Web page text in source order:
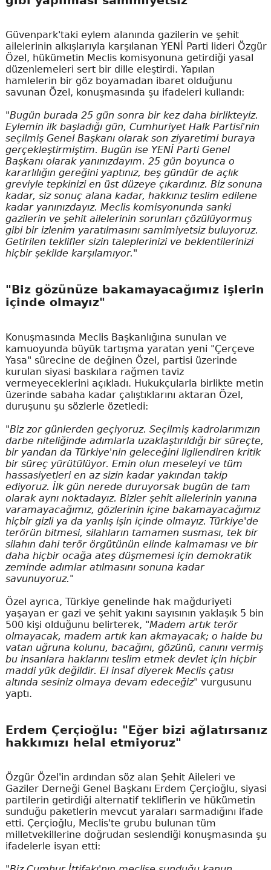
Güvenpark'taki eylem alanında gazilerin ve şehit
ailelerinin alkışlarıyla karşılanan YENİ Parti lideri Özgür
Özel, hükümetin Meclis komisyonuna getirdiği yasal
düzenlemeleri sert bir dille eleştirdi. Yapılan
hamlelerin bir göz boyamadan ibaret olduğunu
savunan Özel, konuşmasında şu ifadeleri kullandı:
"Bugün burada 25 gün sonra bir kez daha birlikteyiz.
Eylemin ilk başladığı gün, Cumhuriyet Halk Partisi'nin
seçilmiş Genel Başkanı olarak son ziyaretimi buraya
gerçekleştirmiştim. Bugün ise YENİ Parti Genel
Başkanı olarak yanınızdayım. 25 gün boyunca o
kararlılığın gereğini yaptınız, beş gündür de açlık
greviyle tepkinizi en üst düzeye çıkardınız. Biz sonuna
kadar, siz sonuç alana kadar, hakkınız teslim edilene
kadar yanınızdayız. Meclis komisyonunda sanki
gazilerin ve şehit ailelerinin sorunları çözülüyormuş
gibi bir izlenim yaratılmasını samimiyetsiz buluyoruz.
Getirilen teklifler sizin taleplerinizi ve beklentilerinizi
hiçbir şekilde karşılamıyor."
"Biz gözünüze bakamayacağımız işlerin
içinde olmayız"
Konuşmasında Meclis Başkanlığına sunulan ve
kamuoyunda büyük tartışma yaratan yeni "Çerçeve
Yasa" sürecine de değinen Özel, partisi üzerinde
kurulan siyasi baskılara rağmen taviz
vermeyeceklerini açıkladı. Hukukçularla birlikte metin
üzerinde sabaha kadar çalıştıklarını aktaran Özel,
duruşunu şu sözlerle özetledi:
"Biz zor günlerden geçiyoruz. Seçilmiş kadrolarımızın
darbe niteliğinde adımlarla uzaklaştırıldığı bir süreçte,
bir yandan da Türkiye'nin geleceğini ilgilendiren kritik
bir süreç yürütülüyor. Emin olun meseleyi ve tüm
hassasiyetleri en az sizin kadar yakından takip
ediyoruz. İlk gün nerede duruyorsak bugün de tam
olarak aynı noktadayız. Bizler şehit ailelerinin yanına
varamayacağımız, gözlerinin içine bakamayacağımız
hiçbir gizli ya da yanlış işin içinde olmayız. Türkiye'de
terörün bitmesi, silahların tamamen susması, tek bir
silahın dahi terör örgütünün elinde kalmaması ve bir
daha hiçbir ocağa ateş düşmemesi için demokratik
zeminde adımlar atılmasını sonuna kadar
savunuyoruz."
Özel ayrıca, Türkiye genelinde hak mağduriyeti
yaşayan er gazi ve şehit yakını sayısının yaklaşık 5 bin
500 kişi olduğunu belirterek, "Madem artık terör
olmayacak, madem artık kan akmayacak; o halde bu
vatan uğruna kolunu, bacağını, gözünü, canını vermiş
bu insanlara haklarını teslim etmek devlet için hiçbir
maddi yük değildir. El insaf diyerek Meclis çatısı
altında sesiniz olmaya devam edeceğiz" vurgusunu
yaptı.
Erdem Çerçioğlu: "Eğer bizi ağlatırsanız
hakkımızı helal etmiyoruz"
Özgür Özel'in ardından söz alan Şehit Aileleri ve
Gaziler Derneği Genel Başkanı Erdem Çerçioğlu, siyasi
partilerin getirdiği alternatif tekliflerin ve hükümetin
sunduğu paketlerin mevcut yaraları sarmadığını ifade
etti. Çerçioğlu, Meclis'te grubu bulunan tüm
milletvekillerine doğrudan seslendiği konuşmasında şu
ifadelerle isyan etti: